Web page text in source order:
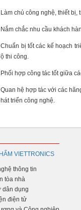
chủ công nghệ, thiết bị,
chắc nhu cầu khách
bị tốt các kế hoạch
thi công.
hợp công tác tốt giữa
hệ hợp tác với các
triển công nghệ.
VIETTRONICS
thông tin
tòa nhà
dân dụng
điện tử